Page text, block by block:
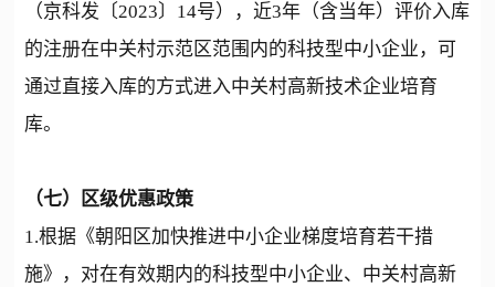
（京科发〔2023〕14号），近3年（含当年）评价入库
的注册在中关村示范区范围内的科技型中小企业，可
通过直接入库的方式进入中关村高新技术企业培育
库。
（七）区级优惠政策
1.根据《朝阳区加快推进中小企业梯度培育若干措
施》，对在有效期内的科技型中小企业、中关村高新